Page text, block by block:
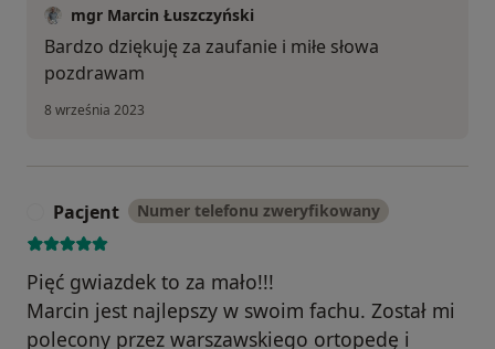
mgr Marcin Łuszczyński
Bardzo dziękuję za zaufanie i miłe słowa
pozdrawam
8 września 2023
Pacjent Numer telefonu zweryfikowany
Pięć gwiazdek to za mało!!!
Marcin jest najlepszy w swoim fachu. Został mi
polecony przez warszawskiego ortopedę i